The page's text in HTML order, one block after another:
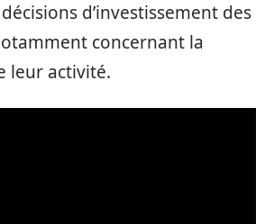
d’investissement des
concernant la
leur activité.